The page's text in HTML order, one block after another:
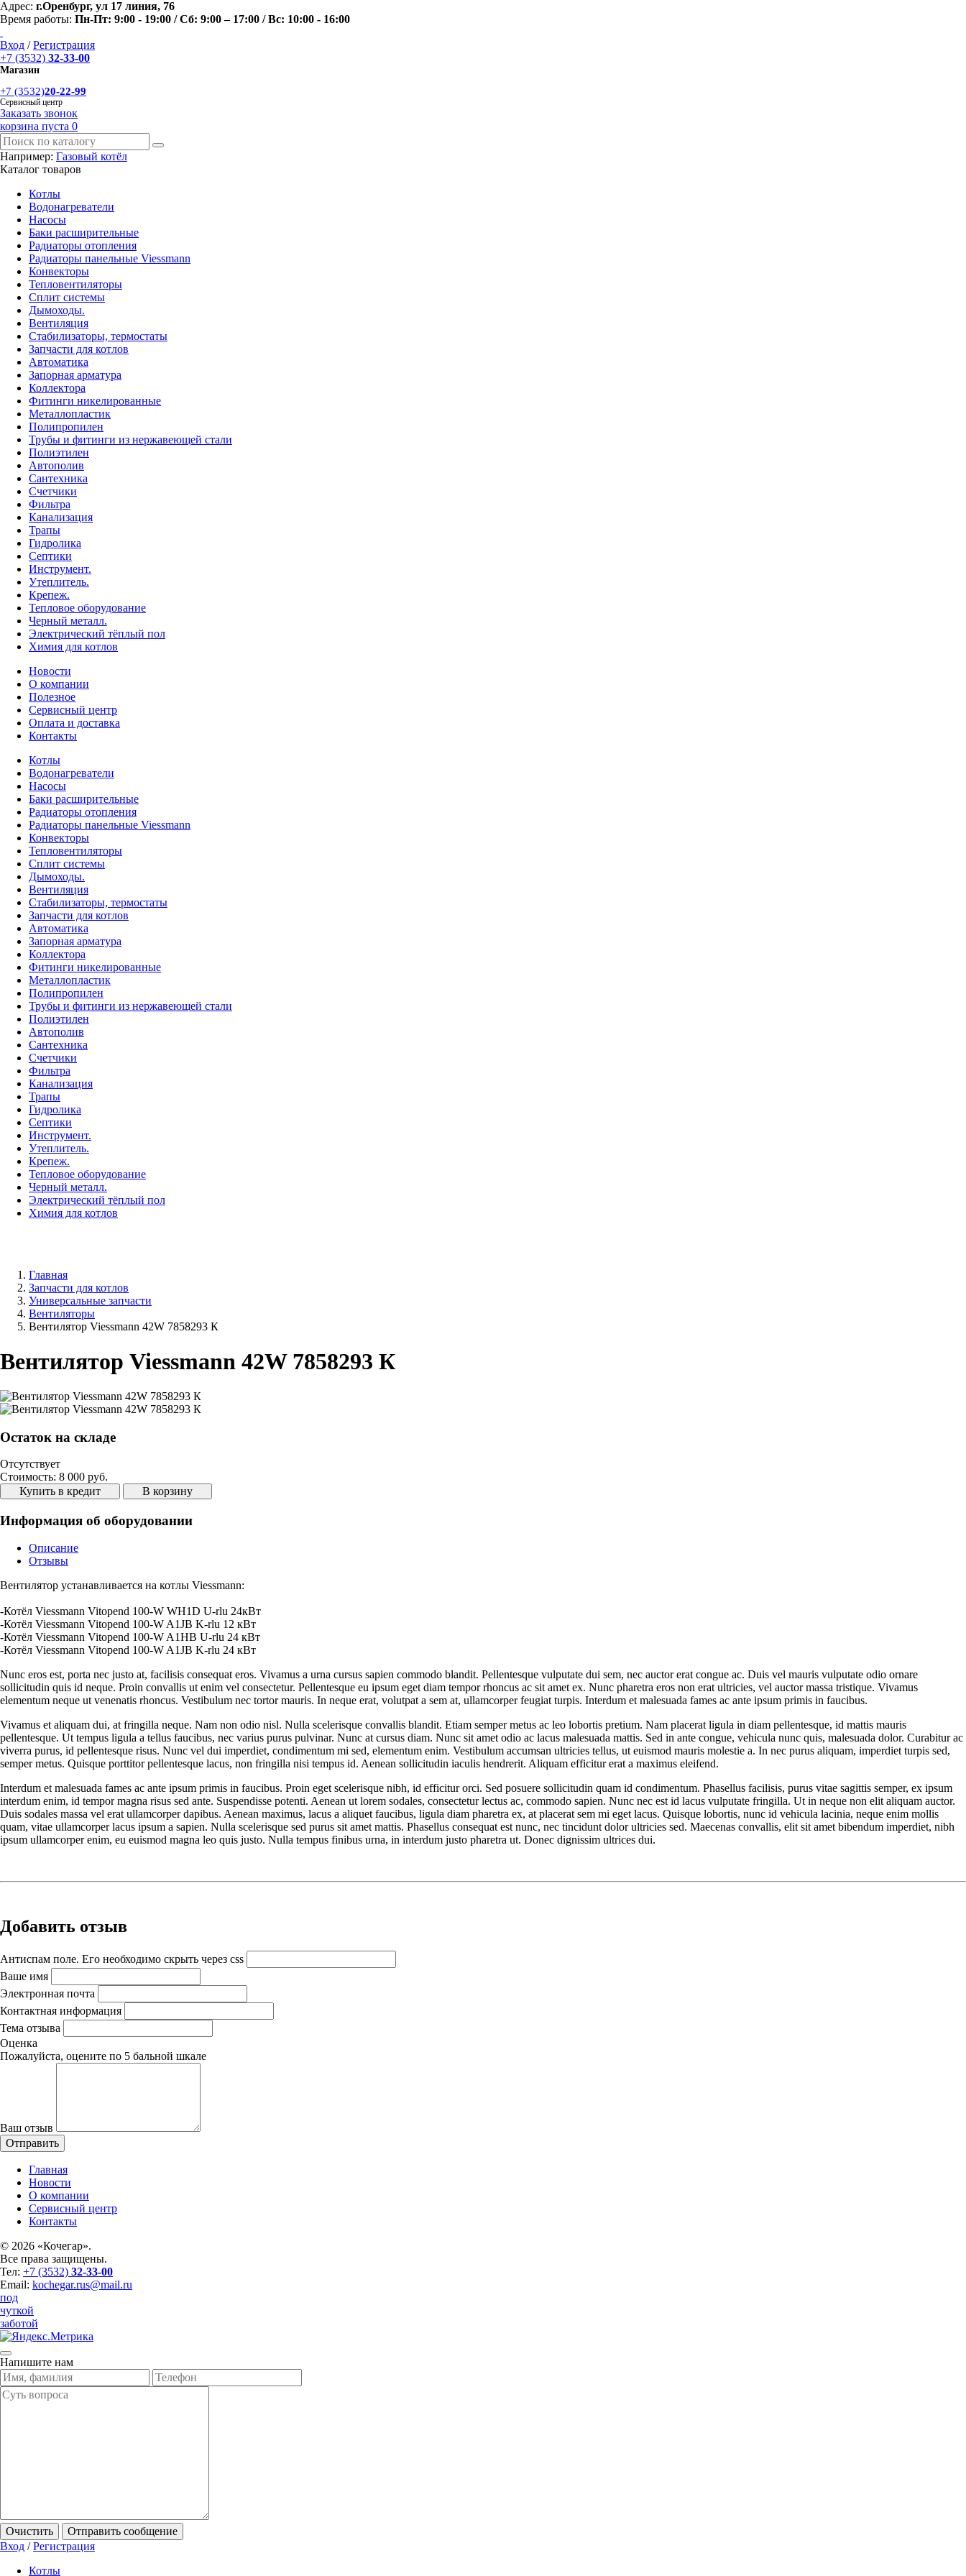
Адрес: г.Оренбург, ул 17 линия, 76
Время работы: Пн-Пт: 9:00 - 19:00 / Сб: 9:00 – 17:00 / Вс: 10:00 - 16:00
Вход / Регистрация
+7 (3532) 32-33-00
Магазин
+7 (3532)20-22-99
Сервисный центр
Заказать звонок
корзина пуста 0
Например: Газовый котёл
Каталог товаров
Котлы
Водонагреватели
Насосы
Баки расширительные
Радиаторы отопления
Радиаторы панельные Viessmann
Конвекторы
Тепловентиляторы
Сплит системы
Дымоходы.
Вентиляция
Стабилизаторы, термостаты
Запчасти для котлов
Автоматика
Запорная арматура
Коллектора
Фитинги никелированные
Металлопластик
Полипропилен
Трубы и фитинги из нержавеющей стали
Полиэтилен
Автополив
Сантехника
Счетчики
Фильтра
Канализация
Трапы
Гидролика
Септики
Инструмент.
Утеплитель.
Крепеж.
Тепловое оборудование
Черный металл.
Электрический тёплый пол
Химия для котлов
Новости
О компании
Полезное
Сервисный центр
Оплата и доставка
Контакты
Котлы
Водонагреватели
Насосы
Баки расширительные
Радиаторы отопления
Радиаторы панельные Viessmann
Конвекторы
Тепловентиляторы
Сплит системы
Дымоходы.
Вентиляция
Стабилизаторы, термостаты
Запчасти для котлов
Автоматика
Запорная арматура
Коллектора
Фитинги никелированные
Металлопластик
Полипропилен
Трубы и фитинги из нержавеющей стали
Полиэтилен
Автополив
Сантехника
Счетчики
Фильтра
Канализация
Трапы
Гидролика
Септики
Инструмент.
Утеплитель.
Крепеж.
Тепловое оборудование
Черный металл.
Электрический тёплый пол
Химия для котлов
Главная
Запчасти для котлов
Универсальные запчасти
Вентиляторы
Вентилятор Viessmann 42W 7858293 К
Вентилятор Viessmann 42W 7858293 К
Остаток на складе
Отсутствует
Стоимость: 8 000 руб.
Купить в кредит
В корзину
Информация об оборудовании
Описание
Отзывы
Вентилятор устанавливается на котлы Viessmann:
-Котёл Viessmann Vitopend 100-W WH1D U-rlu 24кВт
-Котёл Viessmann Vitopend 100-W A1JB K-rlu 12 кВт
-Котёл Viessmann Vitopend 100-W A1HB U-rlu 24 кВт
-Котёл Viessmann Vitopend 100-W A1JB K-rlu 24 кВт
Nunc eros est, porta nec justo at, facilisis consequat eros. Vivamus a urna cursus sapien commodo blandit. Pellentesque vulputate dui sem, nec auctor erat congue ac. Duis vel mauris vulputate odio ornare
sollicitudin quis id neque. Proin convallis ut enim vel consectetur. Pellentesque eu ipsum eget diam tempor rhoncus ac sit amet ex. Nunc pharetra eros non erat ultricies, vel auctor massa tristique. Vivamus
elementum neque ut venenatis rhoncus. Vestibulum nec tortor mauris. In neque erat, volutpat a sem at, ullamcorper feugiat turpis. Interdum et malesuada fames ac ante ipsum primis in faucibus.
Vivamus et aliquam dui, at fringilla neque. Nam non odio nisl. Nulla scelerisque convallis blandit. Etiam semper metus ac leo lobortis pretium. Nam placerat ligula in diam pellentesque, id mattis mauris
pellentesque. Ut tempus ligula a tellus faucibus, nec varius purus pulvinar. Nunc at cursus diam. Nunc sit amet odio ac lacus malesuada mattis. Sed in ante congue, vehicula nunc quis, malesuada dolor. Curabitur ac
viverra purus, id pellentesque risus. Nunc vel dui imperdiet, condimentum mi sed, elementum enim. Vestibulum accumsan ultricies tellus, ut euismod mauris molestie a. In nec purus aliquam, imperdiet turpis sed,
semper metus. Quisque porttitor pellentesque lacus, non fringilla nisi tempus id. Aenean sollicitudin iaculis hendrerit. Aliquam efficitur erat a maximus eleifend.
Interdum et malesuada fames ac ante ipsum primis in faucibus. Proin eget scelerisque nibh, id efficitur orci. Sed posuere sollicitudin quam id condimentum. Phasellus facilisis, purus vitae sagittis semper, ex ipsum
interdum enim, id tempor magna risus sed ante. Suspendisse potenti. Aenean ut lorem sodales, consectetur lectus ac, commodo sapien. Nunc nec est id lacus vulputate fringilla. Ut in neque non elit aliquam auctor.
Duis sodales massa vel erat ullamcorper dapibus. Aenean maximus, lacus a aliquet faucibus, ligula diam pharetra ex, at placerat sem mi eget lacus. Quisque lobortis, nunc id vehicula lacinia, neque enim mollis
quam, vitae ullamcorper lacus ipsum a sapien. Nulla scelerisque sed purus sit amet mattis. Phasellus consequat est nunc, nec tincidunt dolor ultricies sed. Maecenas convallis, elit sit amet bibendum imperdiet, nibh
ipsum ullamcorper enim, eu euismod magna leo quis justo. Nulla tempus finibus urna, in interdum justo pharetra ut. Donec dignissim ultrices dui.
Добавить отзыв
Антиспам поле. Его необходимо скрыть через css
Ваше имя
Электронная почта
Контактная информация
Тема отзыва
Оценка
Пожалуйста, оцените по 5 бальной шкале
Ваш отзыв
Главная
Новости
О компании
Сервисный центр
Контакты
© 2026 «Кочегар».
Все права защищены.
Тел: +7 (3532) 32-33-00
Email: kochegar.rus@mail.ru
под
чуткой
заботой
Напишите нам
Очистить
Отправить сообщение
Вход / Регистрация
Котлы